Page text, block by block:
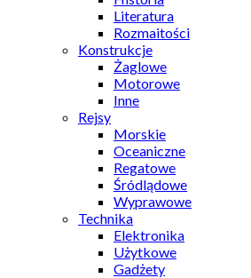
Literatura
Rozmaitości
Konstrukcje
Żaglowe
Motorowe
Inne
Rejsy
Morskie
Oceaniczne
Regatowe
Śródlądowe
Wyprawowe
Technika
Elektronika
Użytkowe
Gadżety